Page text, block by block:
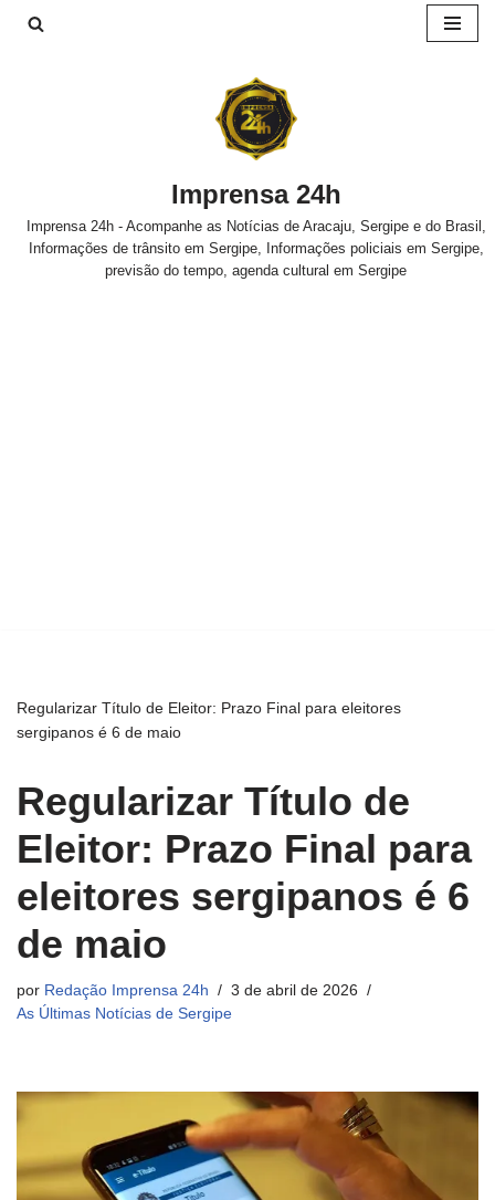
Imprensa 24h
Imprensa 24h - Acompanhe as Notícias de Aracaju, Sergipe e do Brasil,
Informações de trânsito em Sergipe, Informações policiais em Sergipe,
previsão do tempo, agenda cultural em Sergipe
Regularizar Título de Eleitor: Prazo Final para eleitores
sergipanos é 6 de maio
Regularizar Título de
Eleitor: Prazo Final para
eleitores sergipanos é 6
de maio
por Redação Imprensa 24h
3 de abril de 2026
As Últimas Notícias de Sergipe